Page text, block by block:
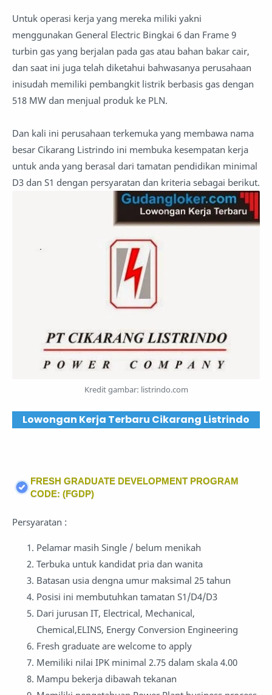
Untuk operasi kerja yang mereka miliki yakni
menggunakan General Electric Bingkai 6 dan Frame 9
turbin gas yang berjalan pada gas atau bahan bakar cair,
dan saat ini juga telah diketahui bahwasanya perusahaan
inisudah memiliki pembangkit listrik berbasis gas dengan
518 MW dan menjual produk ke PLN.
Dan kali ini perusahaan terkemuka yang membawa nama
besar Cikarang Listrindo ini membuka kesempatan kerja
untuk anda yang berasal dari tamatan pendidikan minimal
D3 dan S1 dengan persyaratan dan kriteria sebagai berikut.
Kredit gambar: listrindo.com
Lowongan Kerja Terbaru Cikarang Listrindo
FRESH GRADUATE DEVELOPMENT PROGRAM
CODE: (FGDP)
Persyaratan :
Pelamar masih Single / belum menikah
Terbuka untuk kandidat pria dan wanita
Batasan usia dengna umur maksimal 25 tahun
Posisi ini membutuhkan tamatan S1/D4/D3
Dari jurusan IT, Electrical, Mechanical,
Chemical,ELINS, Energy Conversion Engineering
Fresh graduate are welcome to apply
Memiliki nilai IPK minimal 2.75 dalam skala 4.00
Mampu bekerja dibawah tekanan